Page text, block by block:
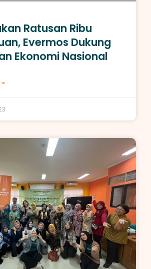
Ratusan Ribu
Evermos Dukung
Ekonomi Nasional